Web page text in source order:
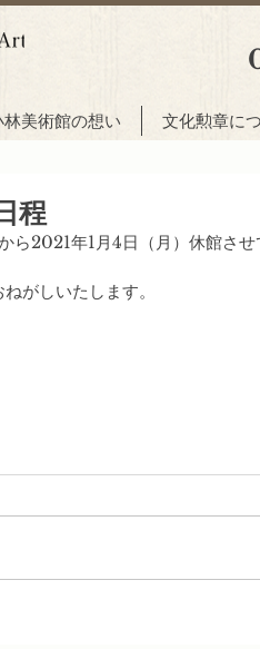
林美術館の想い 文化勲章に
程
ら2021年1月4日（月）休館させ
がしいたします。